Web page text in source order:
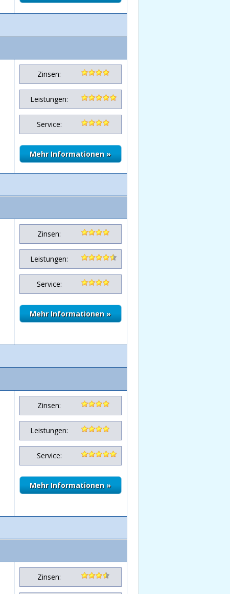
Zinsen:
Leistungen:
Service:
Zinsen:
Leistungen:
Service:
Zinsen:
Leistungen:
Service:
Zinsen: